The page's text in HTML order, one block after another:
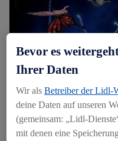
Bevor es
Ihrer Daten
Wir als Betreiber der Lidl-
deine Daten auf unseren
(gemeinsam: „Lidl-
mit denen eine